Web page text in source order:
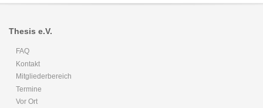
Thesis e.V.
FAQ
Kontakt
Mitgliederbereich
Termine
Vor Ort